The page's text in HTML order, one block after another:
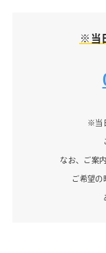
※当
※当
なお、ご案
ご希望の